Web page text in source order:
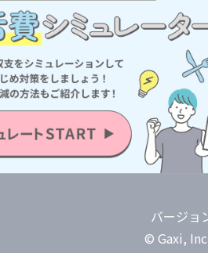
バージョ
© Gaxi,